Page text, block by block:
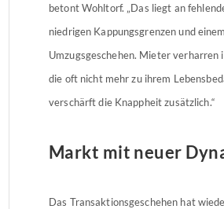
betont Wohltorf. „Das liegt an
niedrigen Kappungsgrenzen und
Umzugsgeschehen. Mieter verharren
die oft nicht mehr zu ihrem
verschärft die Knappheit zusätzlich.“
Markt mit neuer
Das Transaktionsgeschehen hat